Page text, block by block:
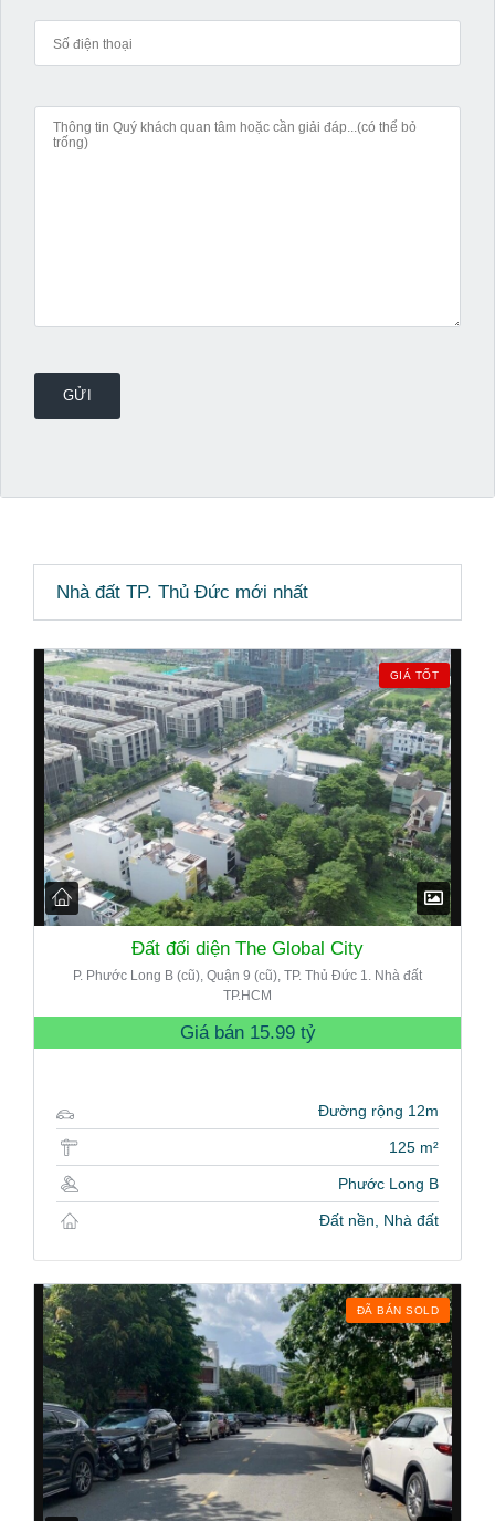
Nhà đất TP. Thủ Đức mới nhất
GIÁ TỐT
Đất đối diện The Global City
P. Phước Long B (cũ), Quận 9 (cũ), TP. Thủ Đức 1. Nhà đất
TP.HCM
Giá bán 15.99 tỷ
Đường rộng 12m
125 m²
Phước Long B
Đất nền, Nhà đất
ĐÃ BÁN SOLD